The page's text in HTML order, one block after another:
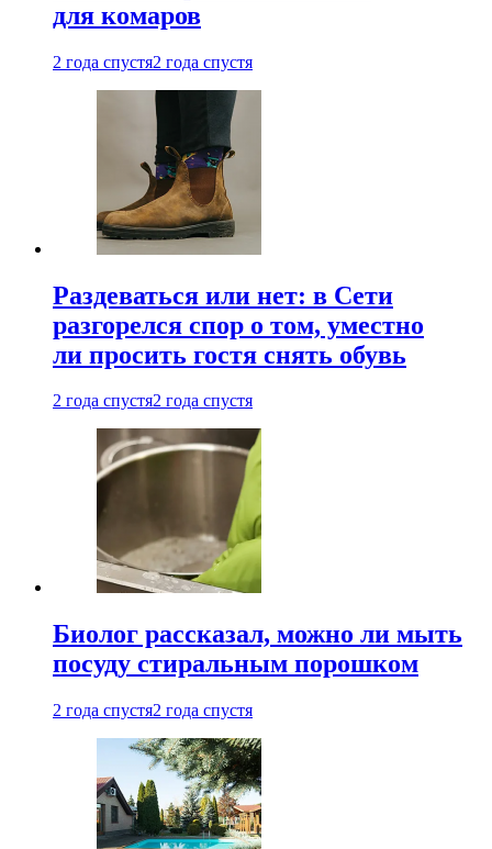
для комаров
2 года спустя2 года спустя
Раздеваться или нет: в Сети
разгорелся спор о том, уместно
ли просить гостя снять обувь
2 года спустя2 года спустя
Биолог рассказал, можно ли мыть
посуду стиральным порошком
2 года спустя2 года спустя